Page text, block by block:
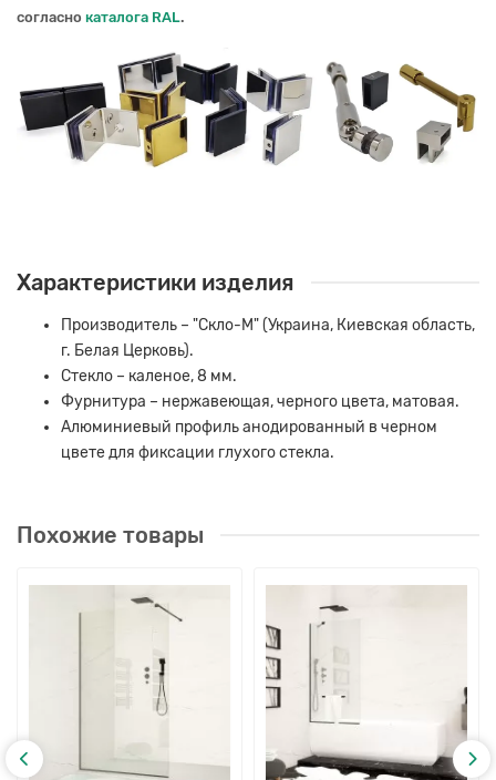
согласно каталога RAL.
Характеристики изделия
Производитель – "Скло-М" (Украина, Киевская область,
г. Белая Церковь).
Стекло – каленое, 8 мм.
Фурнитура – нержавеющая, черного цвета, матовая.
Алюминиевый профиль анодированный в черном
цвете для фиксации глухого стекла.
Похожие товары